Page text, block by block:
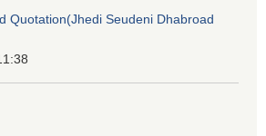
Quotation(Jhedi Seudeni Dhabroad